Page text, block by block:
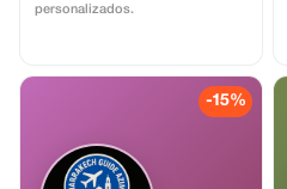
personalizados.
-15%